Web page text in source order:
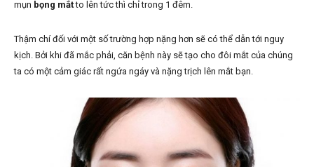
mụn bọng mắtto lên tức thì chỉ trong 1 đêm.
Thậm chí đối với một số trường hợp nặng hơn sẽ có thể dẫn tới nguy
kịch. Bởi khi đã mắc phải, căn bệnh này sẽ tạo cho đôi mắt của chúng
ta có một cảm giác rất ngứa ngáy và nặng trịch lên mắt bạn.